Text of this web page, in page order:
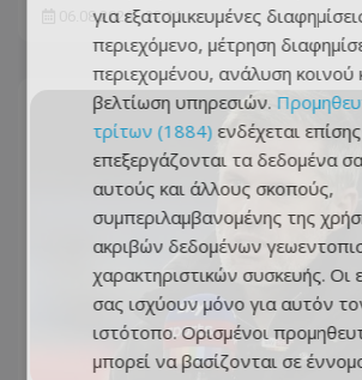
06.08.2026 - 22:11
για εξατομικευμένες
περιεχόμενο, μέτρηση
περιεχομένου, ανάλυση κοινού
βελτίωση υπηρεσιών.
τρίτων (1884) ενδέχεται
επεξεργάζονται τα δεδομένα
αυτούς και άλλους σκοπούς,
συμπεριλαμβανομένης της
ακριβών δεδομένων
χαρακτηριστικών συσκευής. Οι
σας ισχύουν μόνο για αυτόν
ιστότοπο. Ορισμένοι
μπορεί να βασίζονται σε